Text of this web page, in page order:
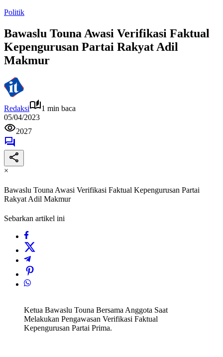
Politik
Bawaslu Touna Awasi Verifikasi Faktual
Kepengurusan Partai Rakyat Adil
Makmur
Redaksi
1 min baca
05/04/2023
2027
×
Bawaslu Touna Awasi Verifikasi Faktual Kepengurusan Partai
Rakyat Adil Makmur
Sebarkan artikel ini
Ketua Bawaslu Touna Bersama Anggota Saat
Melakukan Pengawasan Verifikasi Faktual
Kepengurusan Partai Prima.